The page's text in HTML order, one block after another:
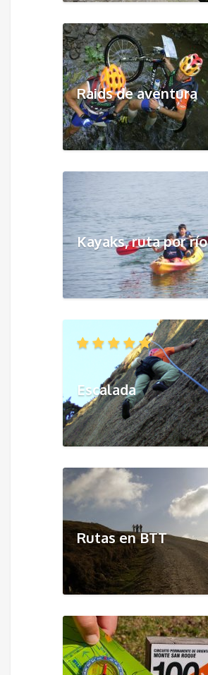
Raids de aventura
Kayaks, ruta por río
Escalada
Rutas en BTT